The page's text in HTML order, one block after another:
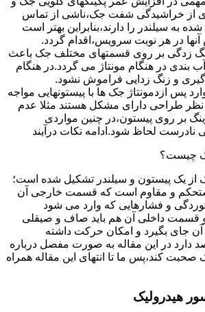
از خراشیدگی شفت جک،ناشی از تماس
به سیلندر را دارند،بنابراین بهتر است
در هر نوبت سرویس،اقدام گردد.
زدگی بر روی قسمتهای مختلف جک باعث
بندی در هنگام مونتاژ می گردد.در هنگام
و زنگ زدایی فراموش نشود.
پس ازدمونتاژ جک ها با پیستونهایی مواجه
طراحی دارای مشکل هستند مثلا عدم
بر روی پیستون،در چنین مواردی
نادرست لحاظ شود.ادامه نکات درآیند
چیست؟
از یک پیستون و سیلندر تشکیل شده است؛
و مقاوم است که قسمت خارجی آن
و فشارهایی که وارد می شود
قسمت داخلی آن هم باید صاف و صیقلی
جای بگیرد و امکان حرکت داشته
دارد در این مقاله به صورت مفصل درباره
کند،پس ما تا انتهای این مقاله همراه
هیدرولیک